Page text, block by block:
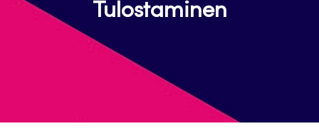
Tulostaminen